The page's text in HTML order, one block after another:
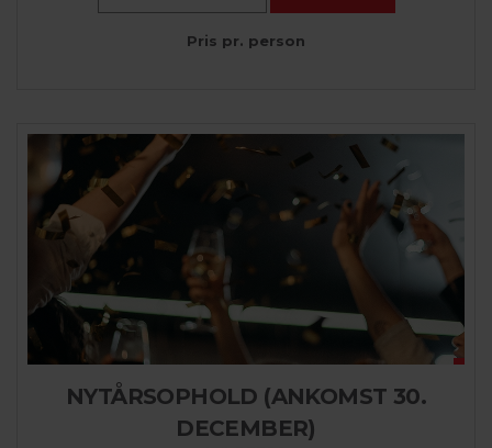
Pris pr. person
NYTÅRSOPHOLD (ANKOMST 30.
DECEMBER)